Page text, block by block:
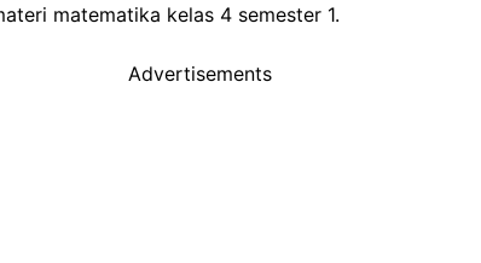
matematika kelas 4 semester 1.
Advertisements